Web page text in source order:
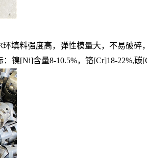
填料强度高，弹性模量大，不易破
[Ni]含量8-10.5%，铬[Cr]18-22%,碳